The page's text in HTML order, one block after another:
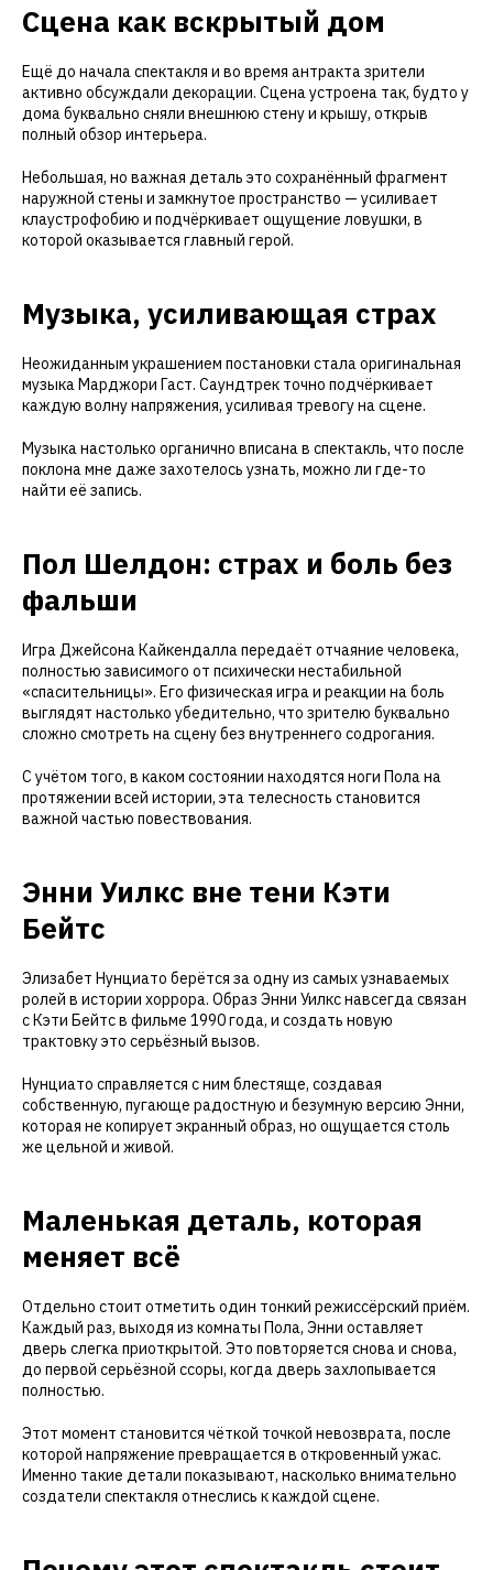
Сцена как вскрытый дом
Ещё до начала спектакля и во время антракта зрители
активно обсуждали декорации. Сцена устроена так, будто у
дома буквально сняли внешнюю стену и крышу, открыв
полный обзор интерьера.
Небольшая, но важная деталь это сохранённый фрагмент
наружной стены и замкнутое пространство — усиливает
клаустрофобию и подчёркивает ощущение ловушки, в
которой оказывается главный герой.
Музыка, усиливающая страх
Неожиданным украшением постановки стала оригинальная
музыка Марджори Гаст. Саундтрек точно подчёркивает
каждую волну напряжения, усиливая тревогу на сцене.
Музыка настолько органично вписана в спектакль, что после
поклона мне даже захотелось узнать, можно ли где-то
найти её запись.
Пол Шелдон: страх и боль без
фальши
Игра Джейсона Кайкендалла передаёт отчаяние человека,
полностью зависимого от психически нестабильной
«спасительницы». Его физическая игра и реакции на боль
выглядят настолько убедительно, что зрителю буквально
сложно смотреть на сцену без внутреннего содрогания.
С учётом того, в каком состоянии находятся ноги Пола на
протяжении всей истории, эта телесность становится
важной частью повествования.
Энни Уилкс вне тени Кэти
Бейтс
Элизабет Нунциато берётся за одну из самых узнаваемых
ролей в истории хоррора. Образ Энни Уилкс навсегда связан
с Кэти Бейтс в фильме 1990 года, и создать новую
трактовку это серьёзный вызов.
Нунциато справляется с ним блестяще, создавая
собственную, пугающе радостную и безумную версию Энни,
которая не копирует экранный образ, но ощущается столь
же цельной и живой.
Маленькая деталь, которая
меняет всё
Отдельно стоит отметить один тонкий режиссёрский приём.
Каждый раз, выходя из комнаты Пола, Энни оставляет
дверь слегка приоткрытой. Это повторяется снова и снова,
до первой серьёзной ссоры, когда дверь захлопывается
полностью.
Этот момент становится чёткой точкой невозврата, после
которой напряжение превращается в откровенный ужас.
Именно такие детали показывают, насколько внимательно
создатели спектакля отнеслись к каждой сцене.